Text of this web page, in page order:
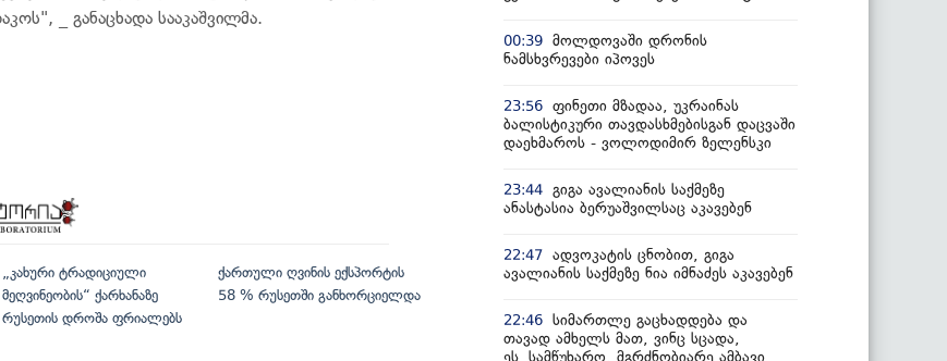
_ განაცხადა სააკაშვილმა.
„კახური ტრადიციული
მეღვინეობის“ ქარხანაზე
რუსეთის დროშა ფრიალებს
ქართული ღვინის ექსპორტის
58 % რუსეთში განხორციელდა
00:39 მოლდოვაში დრონის
ნამსხვრევები იპოვეს
23:56 ფინეთი მზადაა, უკრაინას
ბალისტიკური თავდასხმებისგან დაცვაში
დაეხმაროს - ვოლოდიმირ ზელენსკი
23:44 გიგა ავალიანის საქმეზე
ანასტასია ბერუაშვილსაც აკავებენ
22:47 ადვოკატის ცნობით, გიგა
ავალიანის საქმეზე ნია იმნაძეს აკავებენ
22:46 სიმართლე გაცხადდება და
თავად ამხელს მათ, ვინც სცადა,
ეს სამწუხარო, მგრძნობიარე ამბავი